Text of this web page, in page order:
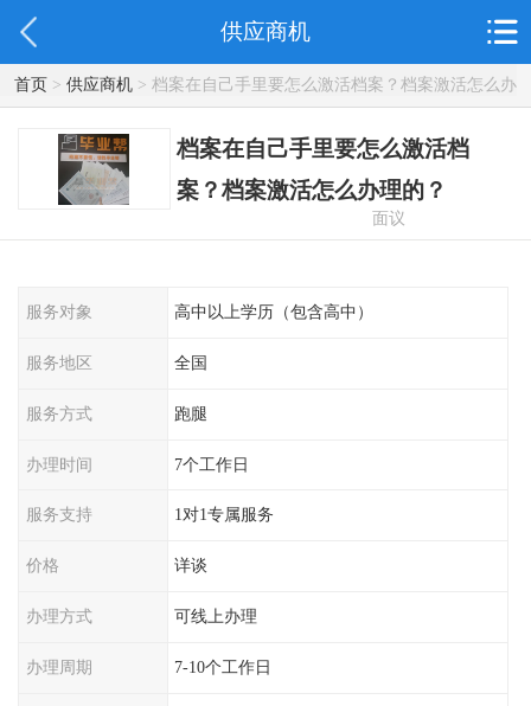
供应商机
首页> 供应商机> 档案在自己手里要怎么激活档案？档案激活怎么办
理的？
档案在自己手里要怎么激活档
案？档案激活怎么办理的？
面议
服务对象 高中以上学历（包含高中）
服务地区 全国
服务方式 跑腿
办理时间 7个工作日
服务支持 1对1专属服务
价格 详谈
办理方式 可线上办理
办理周期 7-10个工作日